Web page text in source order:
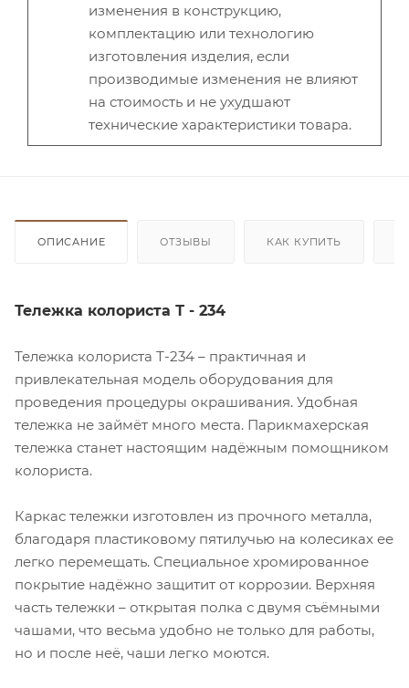
изменения в конструкцию,
комплектацию или технологию
изготовления изделия, если
производимые изменения не влияют
на стоимость и не ухудшают
технические характеристики товара.
ОПИСАНИЕ ОТЗЫВЫ КАК КУПИТЬ
Тележка колориста Т - 234
Тележка колориста Т-234 – практичная и
привлекательная модель оборудования для
проведения процедуры окрашивания. Удобная
тележка не займёт много места. Парикмахерская
тележка станет настоящим надёжным помощником
колориста.
Каркас тележки изготовлен из прочного металла,
благодаря пластиковому пятилучью на колесиках ее
легко перемещать. Специальное хромированное
покрытие надёжно защитит от коррозии. Верхняя
часть тележки – открытая полка с двумя съёмными
чашами, что весьма удобно не только для работы,
но и после неё, чаши легко моются.